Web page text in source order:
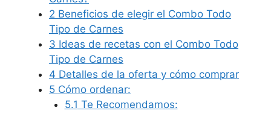
2 Beneficios de elegir el Combo Todo
Tipo de Carnes
3 Ideas de recetas con el Combo Todo
Tipo de Carnes
4 Detalles de la oferta y cómo comprar
5 Cómo ordenar:
5.1 Te Recomendamos: